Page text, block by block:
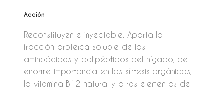
Acción
Reconstituyente inyectable. Aporta la
fracción proteica soluble de los
aminoácidos y polipéptidos del hígado, de
enorme importancia en las síntesis orgánicas,
la vitamina B12 natural y otros elementos del